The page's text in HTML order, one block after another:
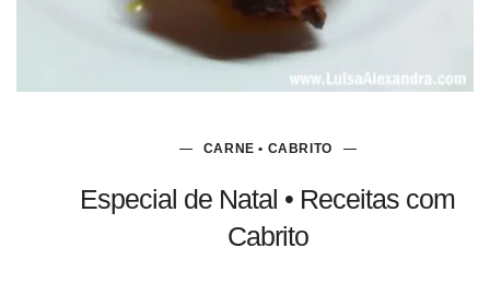
CARNE • CABRITO
Especial de Natal • Receitas com
Cabrito